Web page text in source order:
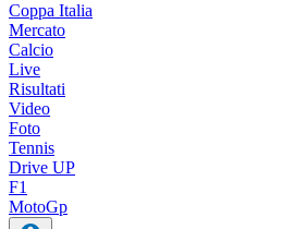
Coppa Italia
Mercato
Calcio
Live
Risultati
Video
Foto
Tennis
Drive UP
F1
MotoGp